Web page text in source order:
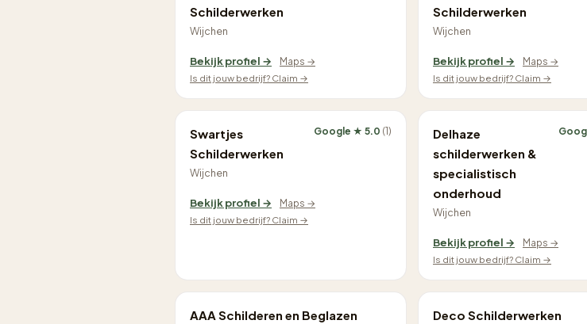
Schilderwerken
Wijchen
Bekijk profiel →
Maps →
Is dit jouw bedrijf? Claim →
Schilderwerken
Wijchen
Bekijk profiel →
Maps →
Is dit jouw bedrijf? Claim →
Swartjes
Schilderwerken
Wijchen
Google ★ 5.0 (1)
Bekijk profiel →
Maps →
Is dit jouw bedrijf? Claim →
Delhaze
schilderwerken &
specialistisch
onderhoud
Wijchen
Bekijk profiel →
Maps →
Is dit jouw bedrijf? Claim →
AAA Schilderen en Beglazen Deco Schilderwerken